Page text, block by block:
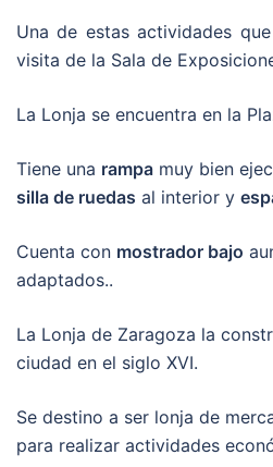
Una de estas actividades
visita de la Sala de
La Lonja se encuentra en la
Tiene una rampa muy bien
silla de ruedas al interior y
Cuenta con mostrador bajo
adaptados..
La Lonja de Zaragoza la
ciudad en el siglo XVI.
Se destino a ser lonja de
para realizar actividades